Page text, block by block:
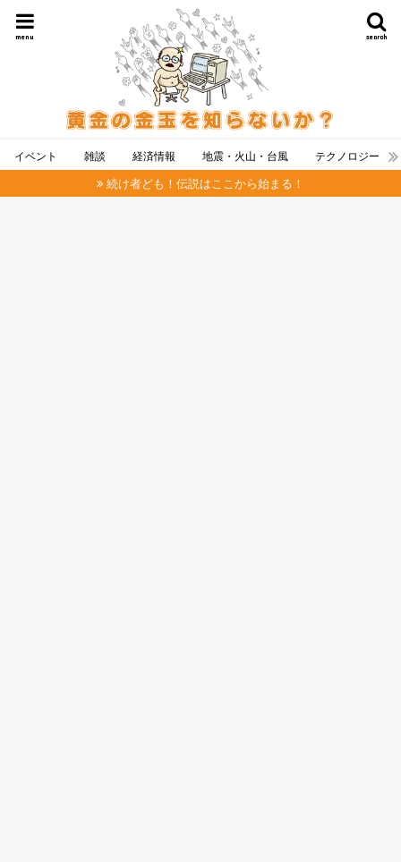
search
menu
イベント 雑談 経済情報 地震・火山・台風 テクノロジー
続け者ども！伝説はここから始まる！